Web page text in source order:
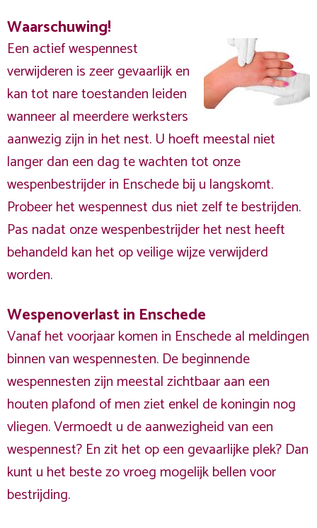
Waarschuwing!
Een actief wespennest
verwijderen is zeer gevaarlijk en
kan tot nare toestanden leiden
wanneer al meerdere werksters
aanwezig zijn in het nest. U hoeft meestal niet
langer dan een dag te wachten tot onze
wespenbestrijder in Enschede bij u langskomt.
Probeer het wespennest dus niet zelf te bestrijden.
Pas nadat onze wespenbestrijder het nest heeft
behandeld kan het op veilige wijze verwijderd
worden.
Wespenoverlast in Enschede
Vanaf het voorjaar komen in Enschede al meldingen
binnen van wespennesten. De beginnende
wespennesten zijn meestal zichtbaar aan een
houten plafond of men ziet enkel de koningin nog
vliegen. Vermoedt u de aanwezigheid van een
wespennest? En zit het op een gevaarlijke plek? Dan
kunt u het beste zo vroeg mogelijk bellen voor
bestrijding.